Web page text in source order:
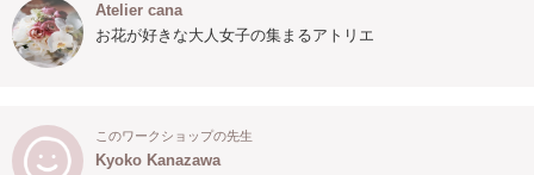
Atelier cana
お花が好きな大人女子の集まるアトリエ
このワークショップの先生
Kyoko Kanazawa